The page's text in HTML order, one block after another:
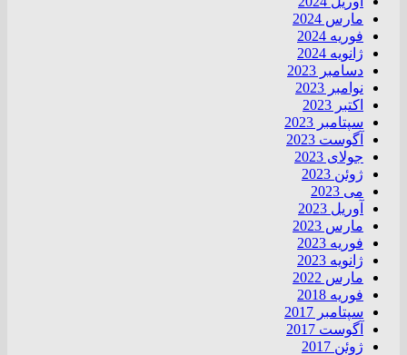
مارس 2024
فوریه 2024
ژانویه 2024
دسامبر 2023
نوامبر 2023
اکتبر 2023
سپتامبر 2023
آگوست 2023
جولای 2023
ژوئن 2023
می 2023
آوریل 2023
مارس 2023
فوریه 2023
ژانویه 2023
مارس 2022
فوریه 2018
سپتامبر 2017
آگوست 2017
ژوئن 2017